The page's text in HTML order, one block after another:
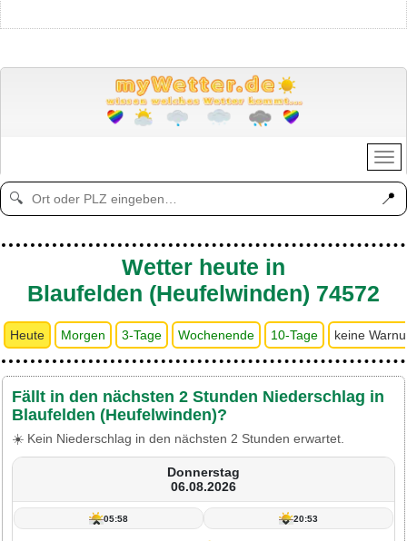
🔍 📍
Wetter heute in
Blaufelden (Heufelwinden) 74572
Heute Morgen 3-Tage Wochenende 10-Tage keine
Fällt in den nächsten 2 Stunden Niederschlag in
Blaufelden (Heufelwinden)?
☀️ Kein Niederschlag in den nächsten 2 Stunden erwartet.
Donnerstag
06.08.2026
05:58 20:53